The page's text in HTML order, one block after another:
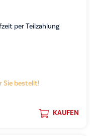
per Teilzahlung
Sie bestellt!
KAUFEN